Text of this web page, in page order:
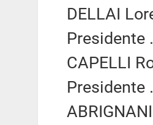
DELLAI
Presidente
CAPELLI
Presidente